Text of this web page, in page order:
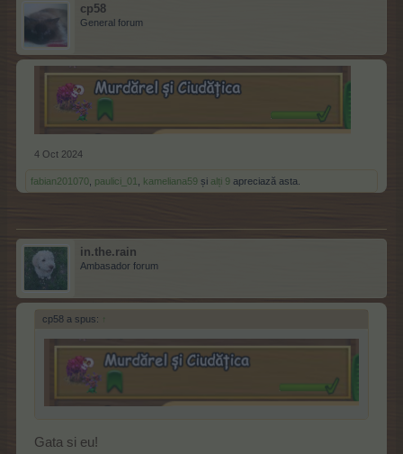
cp58
General forum
4 Oct 2024
fabian201070 paulici_01 kameliana59 și alți 9 apreciază asta.
in.the.rain
Ambasador forum
cp58 a spus: ↑
Gata si eu!